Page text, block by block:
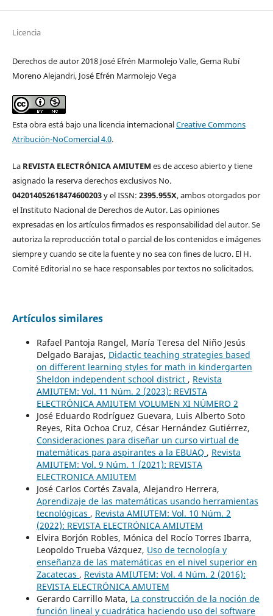
Licencia
Derechos de autor 2018 José Efrén Marmolejo Valle, Gema Rubí
Moreno Alejandri, José Efrén Marmolejo Vega
Esta obra está bajo una licencia internacionalCreative Commons
Atribución-NoComercial 4.0.
La REVISTA ELECTRÓNICA AMIUTEM es de acceso abierto y tiene
asignado la reserva derechos exclusivos No.
042014052618474600203y el ISSN: 2395.955X, ambos otorgados por
el Instituto Nacional de Derechos de Autor. Las opiniones
expresadas en los artículos firmados es responsabilidad del autor. Se
autoriza la reproducción total o parcial de los contenidos e imágenes
siempre y cuando se cite la fuente y no sea con fines de lucro. El H.
Comité Editorial no se hace responsables por textos no solicitados.
Artículos similares
Rafael Pantoja Rangel, María Teresa del Niño Jesús
Delgado Barajas, Didactic teaching strategies based
on different learning styles for math in kindergarten
Sheldon independent school district , Revista
AMIUTEM: Vol. 11 Núm. 2 (2023): REVISTA
ELECTRÓNICA AMIUTEM VOLUMEN XI NÚMERO 2
José Eduardo Rodríguez Guevara, Luis Alberto Soto
Reyes, Rita Ochoa Cruz, César Hernández Gutiérrez,
Consideraciones para diseñar un curso virtual de
matemáticas para aspirantes a la EBUAQ , Revista
AMIUTEM: Vol. 9 Núm. 1 (2021): REVISTA
ELECTRONICA AMIUTEM
José Carlos Cortés Zavala, Alejandro Herrera,
Aprendizaje de las matemáticas usando herramientas
tecnológicas , Revista AMIUTEM: Vol. 10 Núm. 2
(2022): REVISTA ELECTRÓNICA AMIUTEM
Elvira Borjón Robles, Mónica del Rocío Torres Ibarra,
Leopoldo Trueba Vázquez, Uso de tecnología y
enseñanza de las matemáticas en el nivel superior en
Zacatecas , Revista AMIUTEM: Vol. 4 Núm. 2 (2016):
REVISTA ELECTRÓNICA AMUTEM
Gerardo Carrillo Mata, La construcción de la noción de
función lineal y cuadrática haciendo uso del software